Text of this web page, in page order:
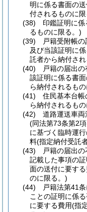
明に係る書面の
付されるものに
(38)
印鑑証明に係
るものに限る。)
(39)
戸籍受附帳
及び当該証明に
託者から納付さ
(40)
戸籍の届出
該証明に係る書
ら納付されるも
(41)
住民基本台
ら納付されるも
(42)
道路運送車両
(同法第73条第2
に基づく臨時運
料(指定納付受託
(43)
戸籍の届出
記載した事項の
面の送付に要する
のに限る。)
(44)
戸籍法第41
ことの証明に係
に要する費用(指